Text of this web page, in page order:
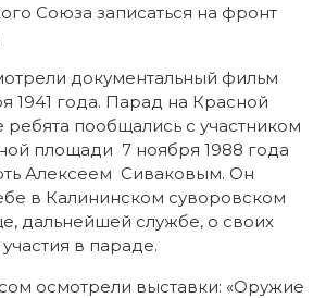
Союза записаться на фронт
документальный фильм
1941 года. Парад на Красной
пообщались с участником
площади 7 ноября 1988 года
Алексеем Сиваковым. Он
в Калининском суворовском
дальнейшей службе, о своих
в параде.
осмотрели выставки: «Оружие